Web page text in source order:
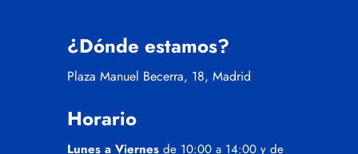
¿Dónde estamos?
Plaza Manuel Becerra, 18, Madrid
Horario
Lunes a Viernes de 10:00 a 14:00 y de